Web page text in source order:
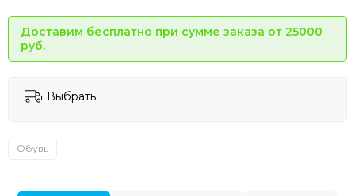
Доставим бесплатно при сумме заказа от 25000
руб.
Выбрать
Обувь